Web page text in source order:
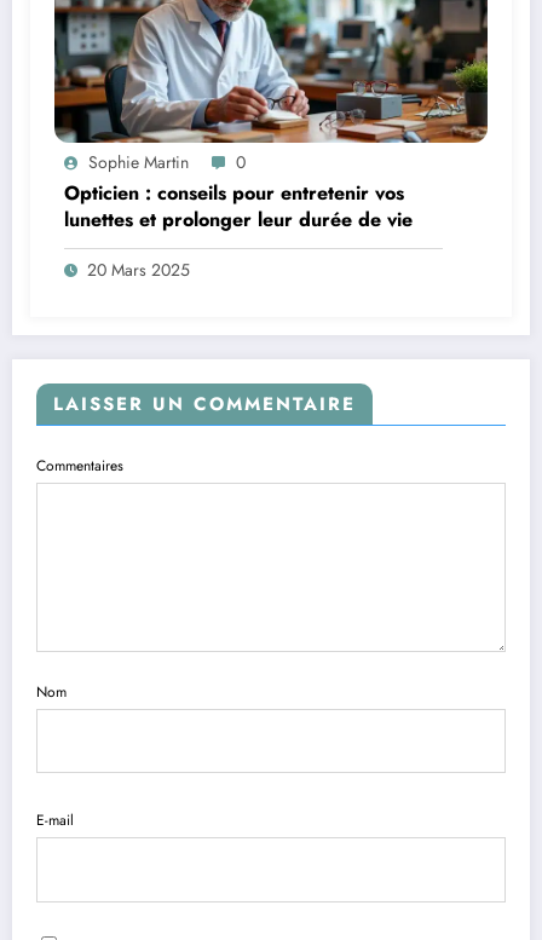
Sophie Martin 0
Opticien : conseils pour entretenir vos
lunettes et prolonger leur durée de vie
20 Mars 2025
LAISSER UN COMMENTAIRE
Commentaires
Nom
E-mail